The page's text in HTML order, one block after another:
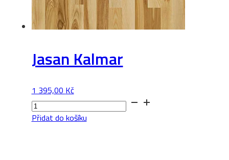
Jasan Kalmar
1 395,00 Kč
Jasan
Kalmar
Přidat do košíku